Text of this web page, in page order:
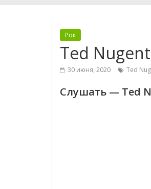
Рок
Ted
30 июня, 2020 Ted
Слушать — Ted